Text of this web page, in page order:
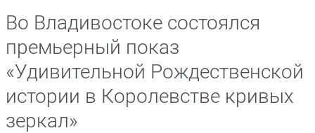
Во Владивостоке состоялся
премьерный показ
«Удивительной Рождественской
истории в Королевстве кривых
зеркал»